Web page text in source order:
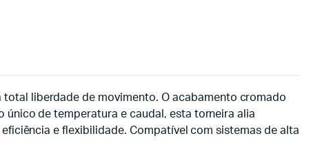
liberdade de movimento. O acabamento cromado
de temperatura e caudal, esta torneira alia
e flexibilidade. Compatível com sistemas de alta